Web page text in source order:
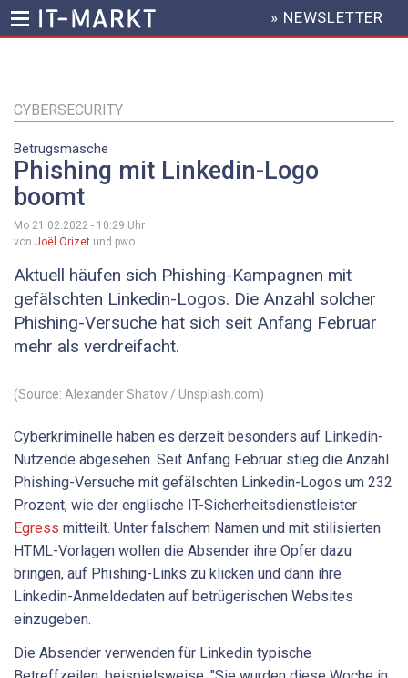
Inhalt
HEADER
MENU
» NEWSLETTER
CYBERSECURITY
Betrugsmasche
Phishing mit Linkedin-Logo
boomt
Mo 21.02.2022 - 10:29 Uhr
von Joël Orizet und pwo
Aktuell häufen sich Phishing-Kampagnen mit
gefälschten Linkedin-Logos. Die Anzahl solcher
Phishing-Versuche hat sich seit Anfang Februar
mehr als verdreifacht.
(Source: Alexander Shatov / Unsplash.com)
Cyberkriminelle haben es derzeit besonders auf Linkedin-
Nutzende abgesehen. Seit Anfang Februar stieg die Anzahl
Phishing-Versuche mit gefälschten Linkedin-Logos um 232
Prozent, wie der englische IT-Sicherheitsdienstleister
Egress mitteilt. Unter falschem Namen und mit stilisierten
HTML-Vorlagen wollen die Absender ihre Opfer dazu
bringen, auf Phishing-Links zu klicken und dann ihre
Linkedin-Anmeldedaten auf betrügerischen Websites
einzugeben.
Die Absender verwenden für Linkedin typische